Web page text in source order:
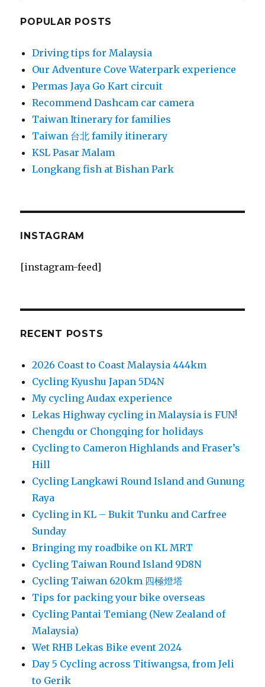
POPULAR POSTS
Driving tips for Malaysia
Our Adventure Cove Waterpark experience
Permas Jaya Go Kart circuit
Recommend Dashcam car camera
Taiwan Itinerary for families
Taiwan 台北 family itinerary
KSL Pasar Malam
Longkang fish at Bishan Park
INSTAGRAM
[instagram-feed]
RECENT POSTS
2026 Coast to Coast Malaysia 444km
Cycling Kyushu Japan 5D4N
My cycling Audax experience
Lekas Highway cycling in Malaysia is FUN!
Chengdu or Chongqing for holidays
Cycling to Cameron Highlands and Fraser’s
Hill
Cycling Langkawi Round Island and Gunung
Raya
Cycling in KL – Bukit Tunku and Carfree
Sunday
Bringing my roadbike on KL MRT
Cycling Taiwan Round Island 9D8N
Cycling Taiwan 620km 四極燈塔
Tips for packing your bike overseas
Cycling Pantai Temiang (New Zealand of
Malaysia)
Wet RHB Lekas Bike event 2024
Day 5 Cycling across Titiwangsa, from Jeli
to Gerik